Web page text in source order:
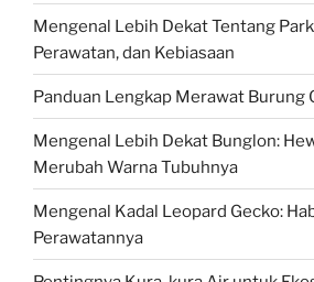
Mengenal Lebih Dekat Tentang
Perawatan, dan Kebiasaan
Panduan Lengkap Merawat Burung
Mengenal Lebih Dekat Bunglon:
Merubah Warna Tubuhnya
Mengenal Kadal Leopard Gecko:
Perawatannya